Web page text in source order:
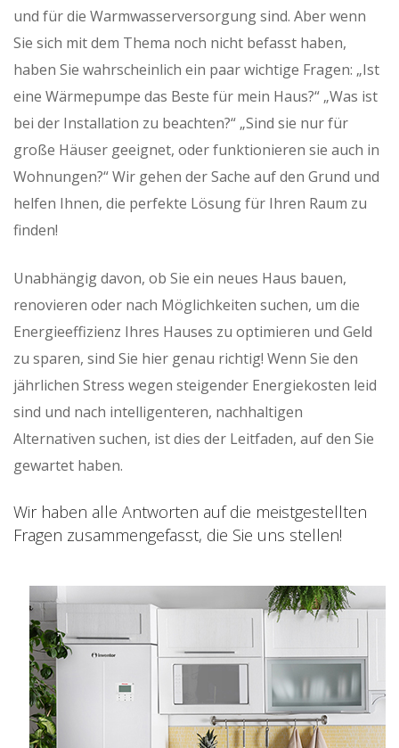
und für die Warmwasserversorgung sind. Aber wenn
Sie sich mit dem Thema noch nicht befasst haben,
haben Sie wahrscheinlich ein paar wichtige Fragen: „Ist
eine Wärmepumpe das Beste für mein Haus?“ „Was ist
bei der Installation zu beachten?“ „Sind sie nur für
große Häuser geeignet, oder funktionieren sie auch in
Wohnungen?“ Wir gehen der Sache auf den Grund und
helfen Ihnen, die perfekte Lösung für Ihren Raum zu
finden!
Unabhängig davon, ob Sie ein neues Haus bauen,
renovieren oder nach Möglichkeiten suchen, um die
Energieeffizienz Ihres Hauses zu optimieren und Geld
zu sparen, sind Sie hier genau richtig! Wenn Sie den
jährlichen Stress wegen steigender Energiekosten leid
sind und nach intelligenteren, nachhaltigen
Alternativen suchen, ist dies der Leitfaden, auf den Sie
gewartet haben.
Wir haben alle Antworten auf die meistgestellten
Fragen zusammengefasst, die Sie uns stellen!